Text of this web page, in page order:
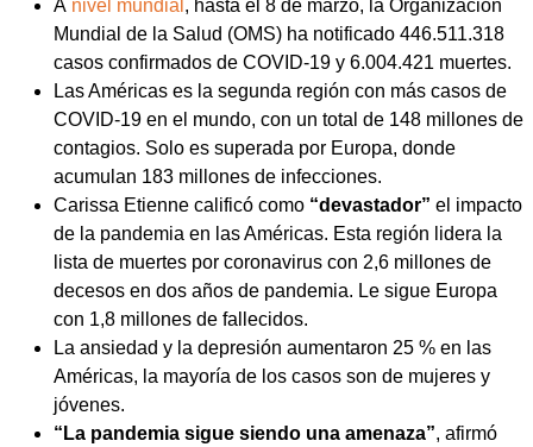
A nivel mundial , hasta el 8 de marzo, la Organización
Mundial de la Salud (OMS) ha notificado 446.511.318
casos confirmados de COVID-19 y 6.004.421 muertes.
Las Américas es la segunda región con más casos de
COVID-19 en el mundo, con un total de 148 millones de
contagios. Solo es superada por Europa, donde
acumulan 183 millones de infecciones.
Carissa Etienne calificó como “devastador” el impacto
de la pandemia en las Américas. Esta región lidera la
lista de muertes por coronavirus con 2,6 millones de
decesos en dos años de pandemia. Le sigue Europa
con 1,8 millones de fallecidos.
La ansiedad y la depresión aumentaron 25 % en las
Américas, la mayoría de los casos son de mujeres y
jóvenes.
“La pandemia sigue siendo una amenaza”, afirmó